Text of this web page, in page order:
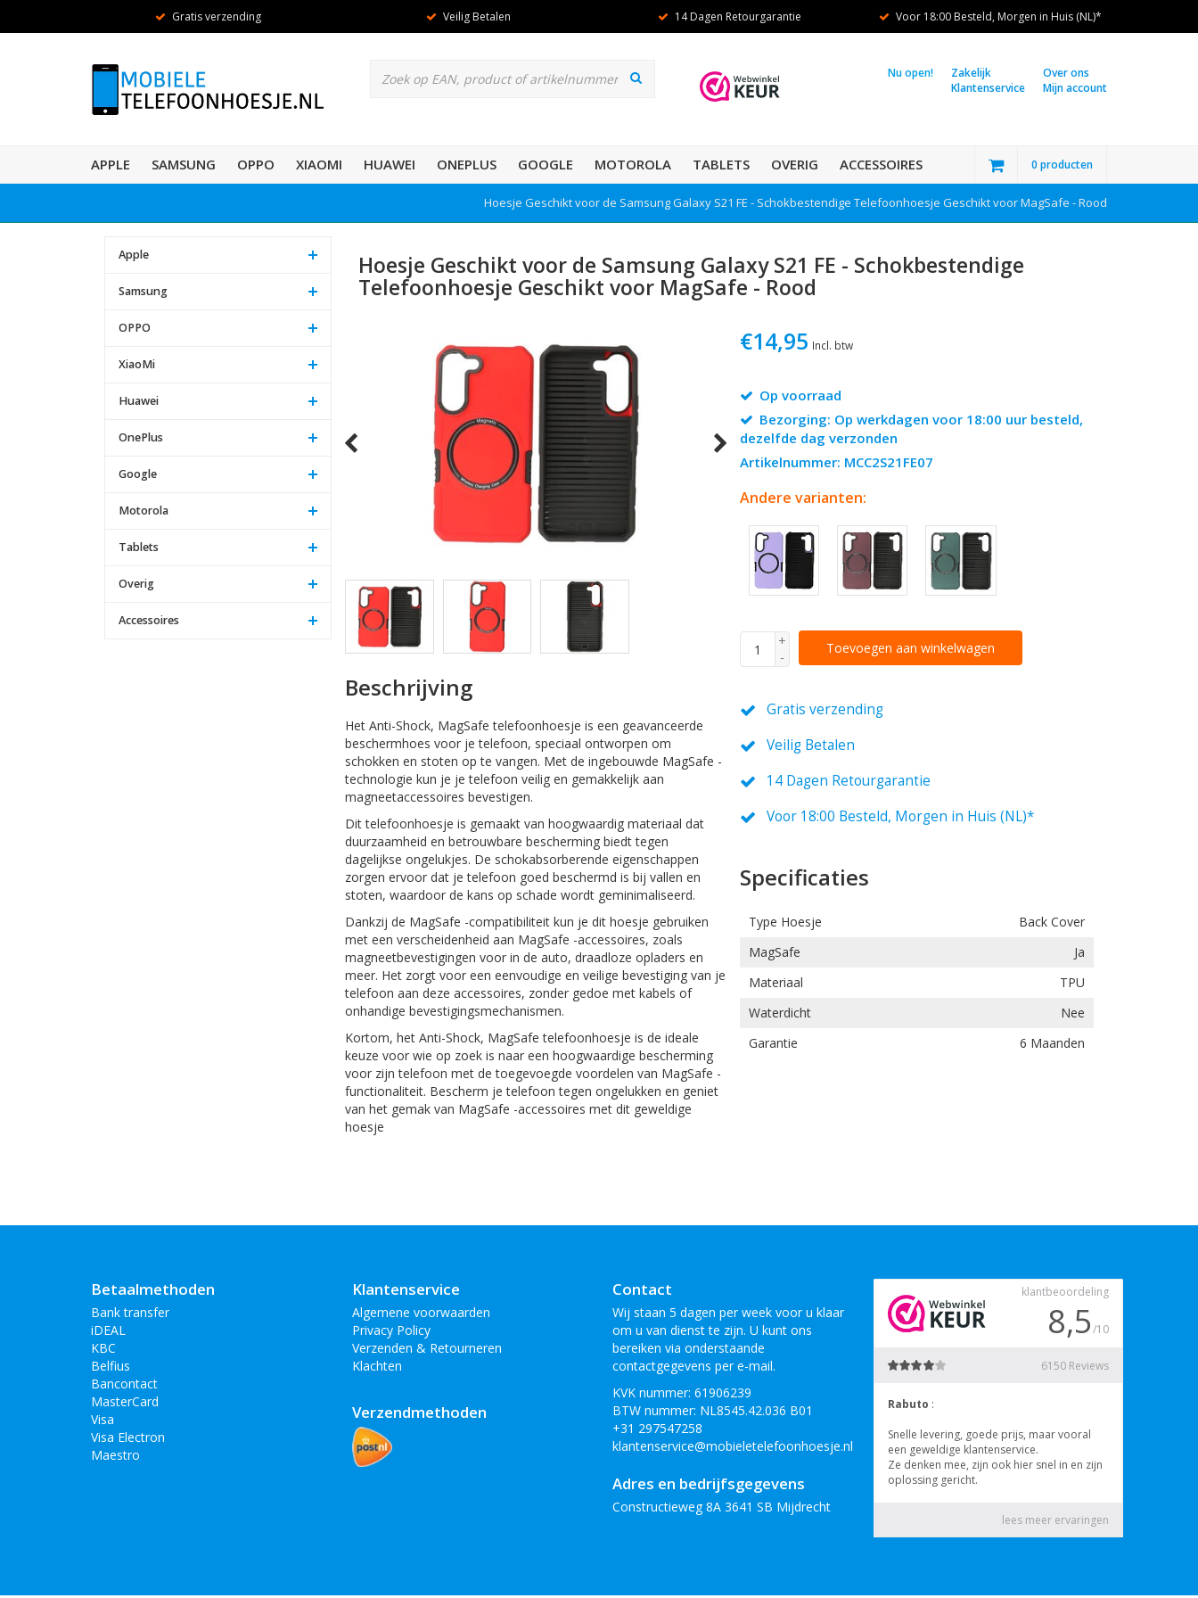
Gratis verzending Veilig Betalen 14 Dagen Retourgarantie Voor 18:00 Besteld, Morgen in Huis (NL)*
Over ons
Mijn account
Zakelijk
Klantenservice
Nu open!
APPLE SAMSUNG OPPO XIAOMI HUAWEI ONEPLUS GOOGLE MOTOROLA TABLETS OVERIG ACCESSOIRES 0 producten
Hoesje Geschikt voor de Samsung Galaxy S21 FE - Schokbestendige Telefoonhoesje Geschikt voor MagSafe - Rood
Apple
Samsung
OPPO
XiaoMi
Huawei
OnePlus
Google
Motorola
Tablets
Overig
Accessoires
Hoesje Geschikt voor de Samsung Galaxy S21 FE - Schokbestendige
Telefoonhoesje Geschikt voor MagSafe - Rood
Beschrijving
Het Anti-Shock, MagSafe telefoonhoesje is een geavanceerde
beschermhoes voor je telefoon, speciaal ontworpen om
schokken en stoten op te vangen. Met de ingebouwde MagSafe -
technologie kun je je telefoon veilig en gemakkelijk aan
magneetaccessoires bevestigen.
Dit telefoonhoesje is gemaakt van hoogwaardig materiaal dat
duurzaamheid en betrouwbare bescherming biedt tegen
dagelijkse ongelukjes. De schokabsorberende eigenschappen
zorgen ervoor dat je telefoon goed beschermd is bij vallen en
stoten, waardoor de kans op schade wordt geminimaliseerd.
Dankzij de MagSafe -compatibiliteit kun je dit hoesje gebruiken
met een verscheidenheid aan MagSafe -accessoires, zoals
magneetbevestigingen voor in de auto, draadloze opladers en
meer. Het zorgt voor een eenvoudige en veilige bevestiging van je
telefoon aan deze accessoires, zonder gedoe met kabels of
onhandige bevestigingsmechanismen.
Kortom, het Anti-Shock, MagSafe telefoonhoesje is de ideale
keuze voor wie op zoek is naar een hoogwaardige bescherming
voor zijn telefoon met de toegevoegde voordelen van MagSafe -
functionaliteit. Bescherm je telefoon tegen ongelukken en geniet
van het gemak van MagSafe -accessoires met dit geweldige
hoesje
€14,95 Incl. btw
Op voorraad
Bezorging: Op werkdagen voor 18:00 uur besteld,
dezelfde dag verzonden
Artikelnummer: MCC2S21FE07
Andere varianten:
+
-
Toevoegen aan winkelwagen
Gratis verzending
Veilig Betalen
14 Dagen Retourgarantie
Voor 18:00 Besteld, Morgen in Huis (NL)*
Specificaties
Type Hoesje
Back Cover
MagSafe
Ja
Materiaal
TPU
Waterdicht
Nee
Garantie
6 Maanden
Betaalmethoden
Bank transfer
iDEAL
KBC
Belfius
Bancontact
MasterCard
Visa
Visa Electron
Maestro
Klantenservice
Algemene voorwaarden
Privacy Policy
Verzenden & Retourneren
Klachten
Verzendmethoden
Contact
Wij staan 5 dagen per week voor u klaar
om u van dienst te zijn. U kunt ons
bereiken via onderstaande
contactgegevens per e-mail.
KVK nummer: 61906239
BTW nummer: NL8545.42.036 B01
+31 297547258
klantenservice@mobieletelefoonhoesje.nl
Adres en bedrijfsgegevens
Constructieweg 8A 3641 SB Mijdrecht